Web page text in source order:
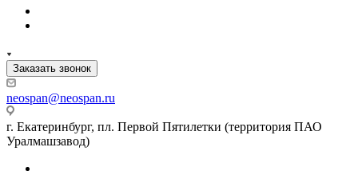
Заказать звонок
neospan@neospan.ru
г. Екатеринбург, пл. Первой Пятилетки (территория ПАО
Уралмашзавод)